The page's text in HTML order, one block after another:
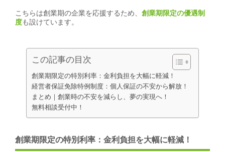
こちらは創業期の企業を応援するため、 創業期限定の優遇制
度も設けています。
この記事の目次
創業期限定の特別利率：金利負担を大幅に軽減！
経営者保証免除特例制度：個人保証の不安から解放！
まとめ｜創業時の不安を減らし、夢の実現へ！
無料相談受付中！
創業期限定の特別利率：金利負担を大幅に軽減！